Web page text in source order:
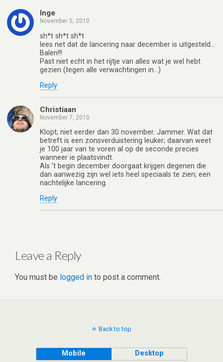
Inge
November 5, 2010
sh*t sh*t sh*t
lees net dat de lancering naar december is uitgesteld…
Balen!!!
Past niet echt in het rijtje van alles wat je wel hebt
gezien (tegen alle verwachtingen in…)
Reply
Christiaan
November 7, 2010
Klopt; niet eerder dan 30 november. Jammer. Wat dat
betreft is een zonsverduistering leuker; daarvan weet
je 100 jaar van te voren al op de seconde precies
wanneer ie plaatsvindt.
Als ‘t begin december doorgaat krijgen degenen die
dan aanwezig zijn wel iets heel speciaals te zien; een
nachtelijke lancering.
Reply
Leave a Reply
You must be logged in to post a comment.
Back to top
Mobile Desktop